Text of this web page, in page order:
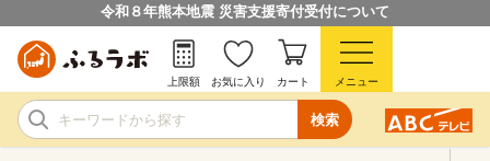
令和８年熊本地震 災害支援寄付受付について
検索
上限額 お気に入り カート メニュー